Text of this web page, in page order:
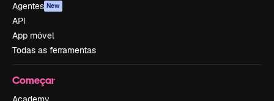
Agentes New
API
App móvel
Todas as ferramentas
Começar